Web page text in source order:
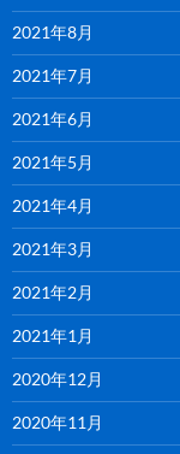
2021年8月
2021年7月
2021年6月
2021年5月
2021年4月
2021年3月
2021年2月
2021年1月
2020年12月
2020年11月